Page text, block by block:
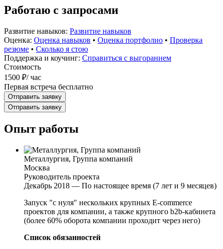
Работаю с запросами
Развитие навыков: Развитие навыков
Оценка: Оценка навыков • Оценка портфолио • Проверка
резюме • Сколько я стою
Поддержка и коучинг: Справиться с выгоранием
Стоимость
1500 ₽/ час
Первая встреча бесплатно
Отправить заявку
Отправить заявку
Опыт работы
Металлургия, Группа компаний
Москва
Руководитель проекта
Декабрь 2018 — По настоящее время (7 лет и 9 месяцев)
Запуск "с нуля" нескольких крупных E-commerce
проектов для компании, а также крупного b2b-кабинета
(более 60% оборота компании проходит через него)
Список обязанностей